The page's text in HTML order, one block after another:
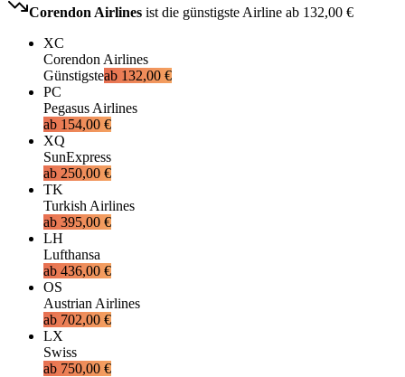
Corendon Airlines ist die günstigste Airline ab 132,00 €
XC
Corendon Airlines
Günstigsteab 132,00 €
PC
Pegasus Airlines
ab 154,00 €
XQ
SunExpress
ab 250,00 €
TK
Turkish Airlines
ab 395,00 €
LH
Lufthansa
ab 436,00 €
OS
Austrian Airlines
ab 702,00 €
LX
Swiss
ab 750,00 €